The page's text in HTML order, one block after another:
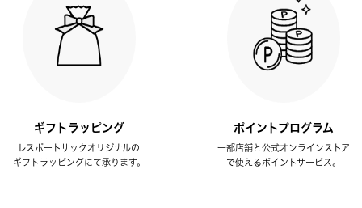
ギフトラッピング
レスポートサックオリジナルの
ギフトラッピングにて承ります。
ポイントプログラム
一部店舗と公式オンラインストア
で使えるポイントサービス。